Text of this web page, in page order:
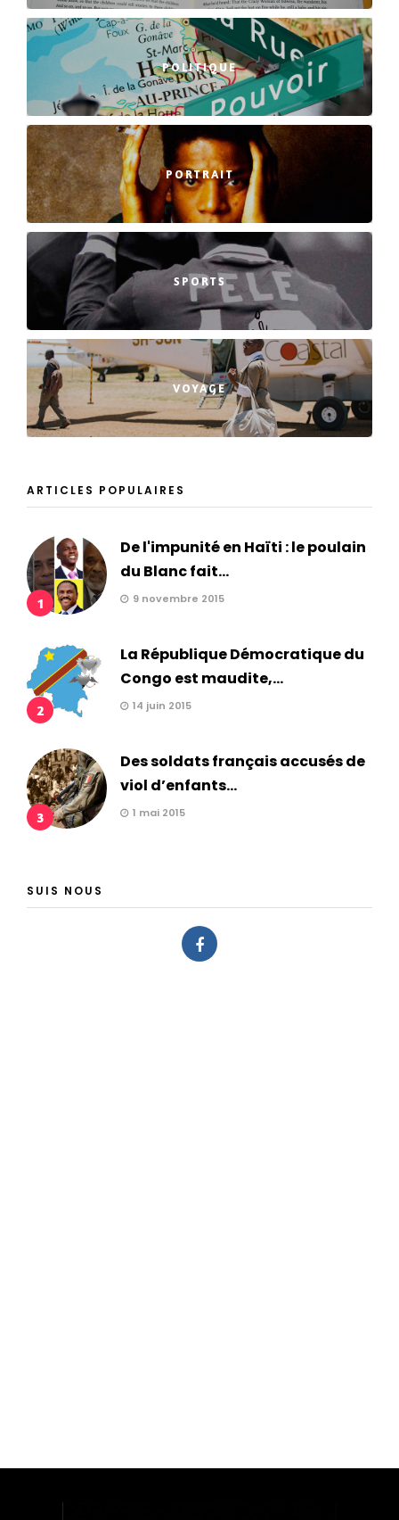
POLITIQUE
PORTRAIT
SPORTS
VOYAGE
ARTICLES POPULAIRES
1
De l'impunité en Haïti : le poulain
du Blanc fait...
9 novembre 2015
2
La République Démocratique du
Congo est maudite,...
14 juin 2015
3
Des soldats français accusés de
viol d’enfants...
1 mai 2015
SUIS NOUS